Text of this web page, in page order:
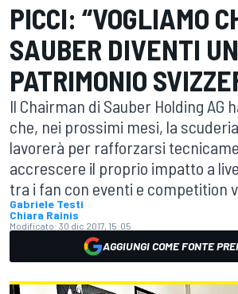
PICCI: “VOGLIAMO
SAUBER DIVENTI
PATRIMONIO
Il Chairman di Sauber Holding AG
che, nei prossimi mesi, la
lavorerà per rafforzarsi
accrescere il proprio impatto a
tra i fan con eventi e competition
Gabriele Testi
Chiara Rainis
Modificato: 30 dic 2017, 15:05
AGGIUNGI COME FONTE